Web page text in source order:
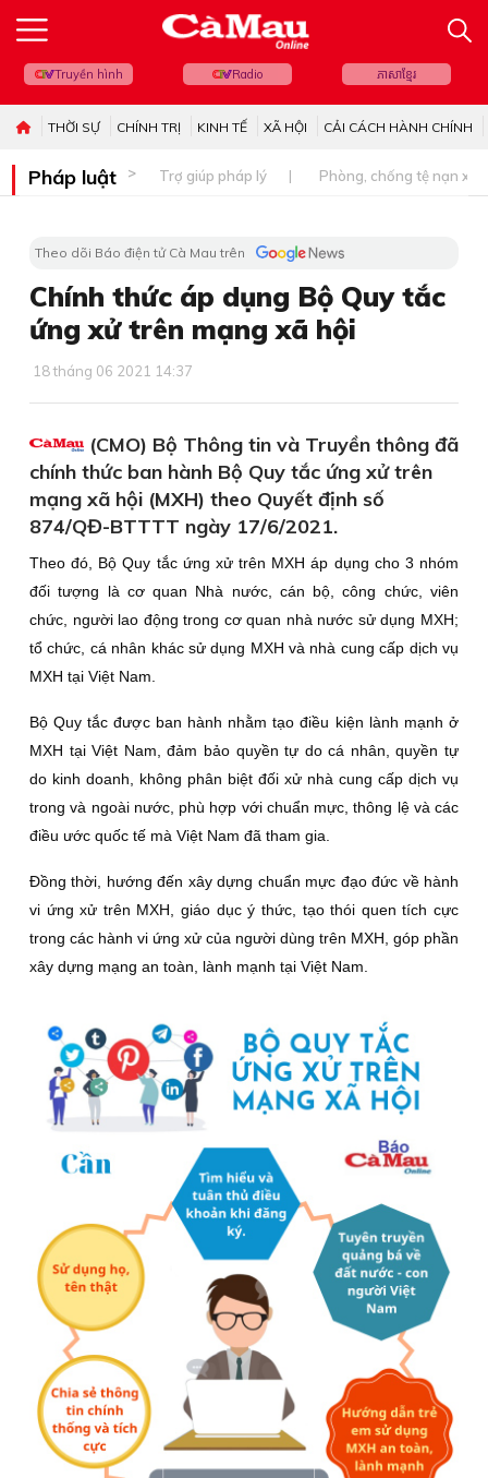
Truyền hình Radio ភាសាខ្មែរ
THỜI SỰ CHÍNH TRỊ KINH TẾ XÃ HỘI CẢI CÁCH HÀNH CHÍNH
Pháp luật Trợ giúp pháp lý Phòng, chống tệ nạn xã
Theo dõi Báo điện tử Cà Mau trên
Chính thức áp dụng Bộ Quy tắc
ứng xử trên mạng xã hội
18 tháng 06 2021 14:37
(CMO) Bộ Thông tin và Truyền thông đã
chính thức ban hành Bộ Quy tắc ứng xử trên
mạng xã hội (MXH) theo Quyết định số
874/QĐ-BTTTT ngày 17/6/2021.
Theo đó, Bộ Quy tắc ứng xử trên MXH áp dụng cho 3 nhóm
đối tượng là cơ quan Nhà nước, cán bộ, công chức, viên
chức, người lao động trong cơ quan nhà nước sử dụng MXH;
tổ chức, cá nhân khác sử dụng MXH và nhà cung cấp dịch vụ
MXH tại Việt Nam.
Bộ Quy tắc được ban hành nhằm tạo điều kiện lành mạnh ở
MXH tại Việt Nam, đảm bảo quyền tự do cá nhân, quyền tự
do kinh doanh, không phân biệt đối xử nhà cung cấp dịch vụ
trong và ngoài nước, phù hợp với chuẩn mực, thông lệ và các
điều ước quốc tế mà Việt Nam đã tham gia.
Đồng thời, hướng đến xây dựng chuẩn mực đạo đức về hành
vi ứng xử trên MXH, giáo dục ý thức, tạo thói quen tích cực
trong các hành vi ứng xử của người dùng trên MXH, góp phần
xây dựng mạng an toàn, lành mạnh tại Việt Nam.